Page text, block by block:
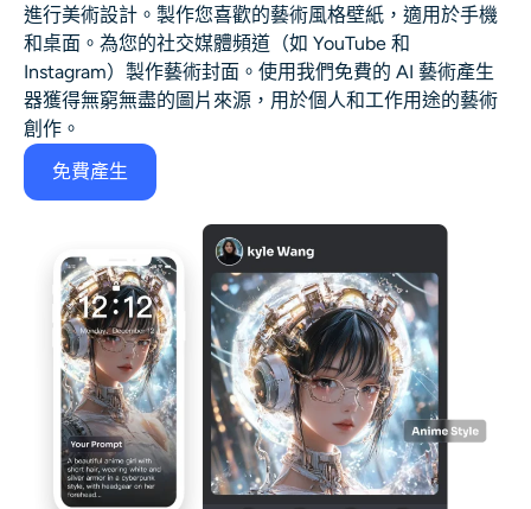
進行美術設計。製作您喜歡的藝術風格壁紙，適用於手機
和桌面。為您的社交媒體頻道（如 YouTube 和
Instagram）製作藝術封面。使用我們免費的 AI 藝術產生
器獲得無窮無盡的圖片來源，用於個人和工作用途的藝術
創作。
免費產生